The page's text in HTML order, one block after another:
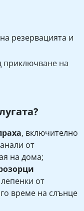
резервацията и
приключване на
, включително
от
на дома;
от
време на слънце